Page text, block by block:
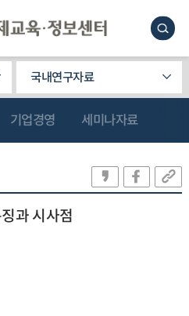
국내연구자료
기업경영 세미나자료
과 시사점